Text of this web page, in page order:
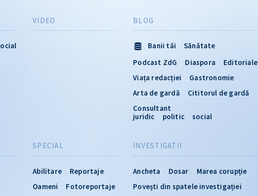
INVESTIGATII
Ancheta Dosar
Marea corupție
Povești din spatele investigației
VIDEO
SPECIAL
Abilitare
Reportaje
Oameni
Fotoreportaje
BLOG
Banii tăi
Sănătate
Podcast ZdG
Diaspora
Editoriale
Viața redacției
Gastronomie
Arta de gardă
Cititorul de gardă
Consultant
juridic
politic social